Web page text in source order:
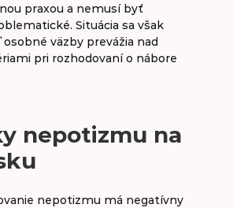
praxou a nemusí byť
Situácia sa však
väzby prevážia nad
pri rozhodovaní o nábore
nepotizmu na
nepotizmu má negatívny